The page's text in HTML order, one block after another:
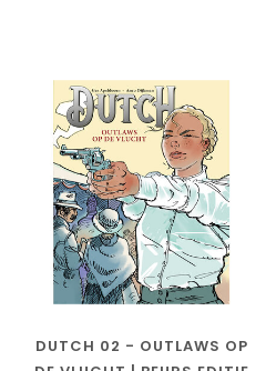
DUTCH 02 - OUTLAWS OP